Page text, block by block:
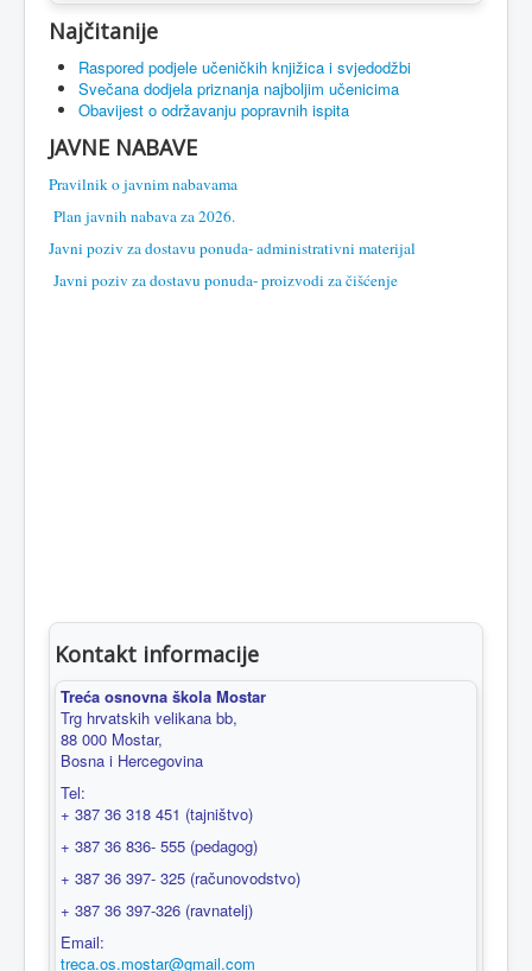
Najčitanije
Raspored podjele učeničkih knjižica i svjedodžbi
Svečana dodjela priznanja najboljim učenicima
Obavijest o održavanju popravnih ispita
JAVNE NABAVE
Pravilnik o javnim nabavama
Plan javnih nabava za 2026.
Javni poziv za dostavu ponuda- administrativni materijal
Javni poziv za dostavu ponuda- proizvodi za čišćenje
Kontakt informacije
Treća osnovna škola Mostar
Trg hrvatskih velikana bb,
88 000 Mostar,
Bosna i Hercegovina
Tel:
+ 387 36 318 451 (tajništvo)
+ 387 36 836- 555 (pedagog)
+ 387 36 397- 325 (računovodstvo)
+ 387 36 397-326 (ravnatelj)
Email:
treca.os.mostar@gmail.com